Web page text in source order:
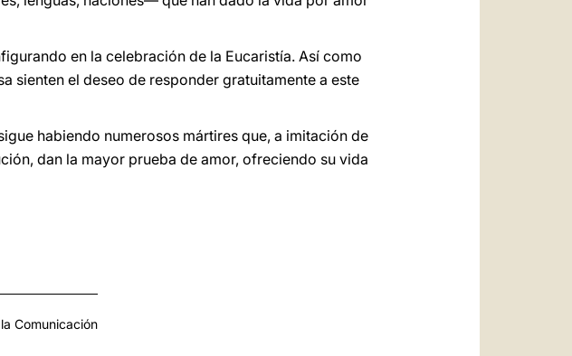
en la celebración de la Eucaristía. Así como
sienten el deseo de responder gratuitamente a este
habiendo numerosos mártires que, a imitación de
dan la mayor prueba de amor, ofreciendo su vida
Comunicación